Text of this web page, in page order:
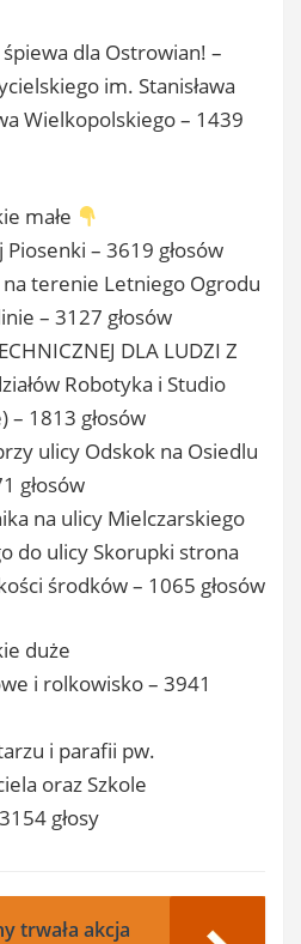
dla Ostrowian! –
im. Stanisława
Wielkopolskiego – 1439
małe
Piosenki – 3619 głosów
na terenie Letniego Ogrodu
– 3127 głosów
DLA LUDZI Z
Robotyka i Studio
– 1813 głosów
ulicy Odskok na Osiedlu
głosów
na ulicy Mielczarskiego
do ulicy Skorupki strona
środków – 1065 głosów
duże
i rolkowisko – 3941
i parafii pw.
oraz Szkole
głosy
trwała akcja